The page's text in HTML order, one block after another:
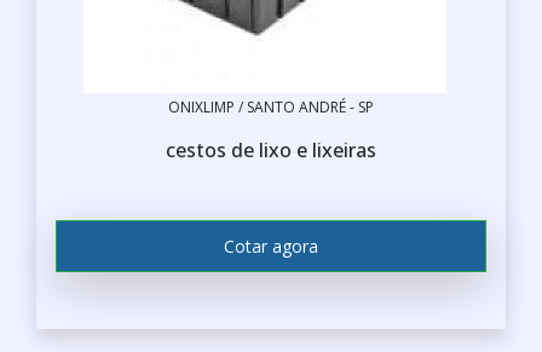
ONIXLIMP / SANTO ANDRÉ - SP
cestos de lixo e lixeiras
Cotar agora